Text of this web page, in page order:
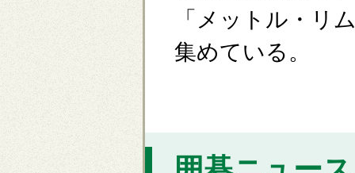
「メットル・リ
集めている。